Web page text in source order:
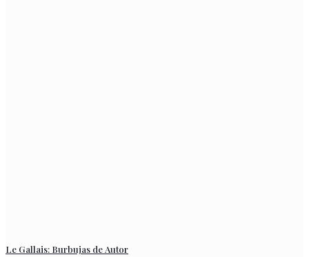
Le Gallais: Burbujas de Autor